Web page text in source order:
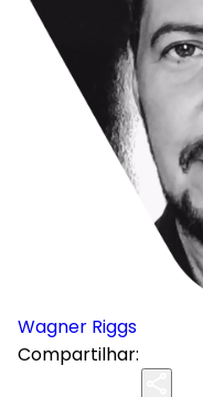
Wagner Riggs
Compartilhar: